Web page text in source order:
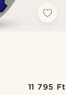
11 795 Ft